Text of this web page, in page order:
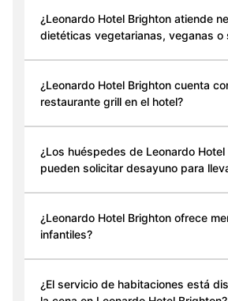
¿Leonardo Hotel Brighton atiende
dietéticas vegetarianas, veganas o
¿Leonardo Hotel Brighton cuenta
restaurante grill en el hotel?
¿Los huéspedes de Leonardo Hotel
pueden solicitar desayuno para
¿Leonardo Hotel Brighton ofrece
infantiles?
¿El servicio de habitaciones está